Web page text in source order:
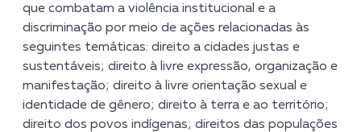
que combatam a violência institucional e a
discriminação por meio de ações relacionadas às
seguintes temáticas: direito a cidades justas e
sustentáveis; direito à livre expressão, organização e
manifestação; direito à livre orientação sexual e
identidade de gênero; direito à terra e ao território;
direito dos povos indígenas; direitos das populações